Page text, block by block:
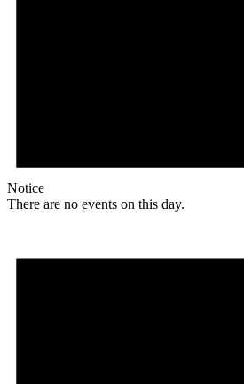
Notice
There are no events on this day.